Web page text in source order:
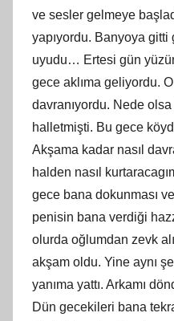
ve sesler gelmeye
yapıyordu. Banyoya
uyudu… Ertesi gün
gece aklıma geliyordu.
davranıyordu. Nede
halletmişti. Bu gece
Akşama kadar nasıl
halden nasıl
gece bana dokunması
penisin bana verdiği
olurda oğlumdan zevk
akşam oldu. Yine aynı
yanıma yattı. Arkamı
Dün gecekileri bana